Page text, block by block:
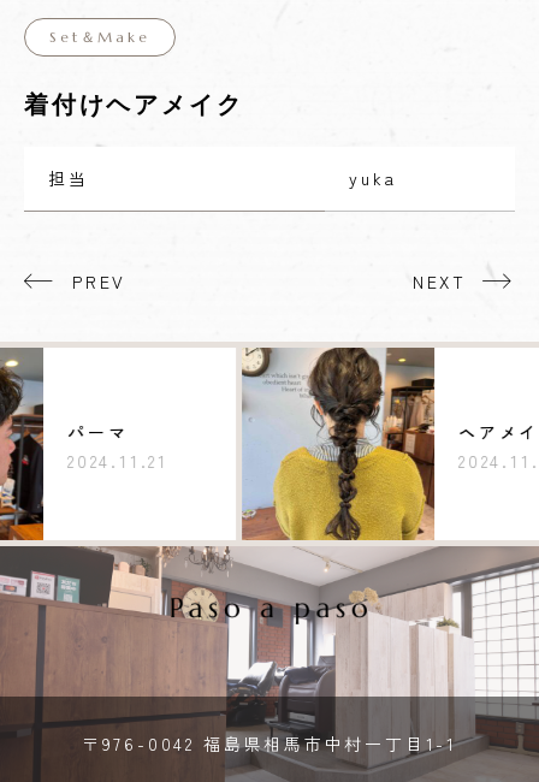
Set＆Make
着付けヘアメイク
担当 yuka
PREV NEXT
パーマ
2024.11.21
ヘアメイク
2024.11.20
〒976-0042 福島県相馬市中村一丁目1-1